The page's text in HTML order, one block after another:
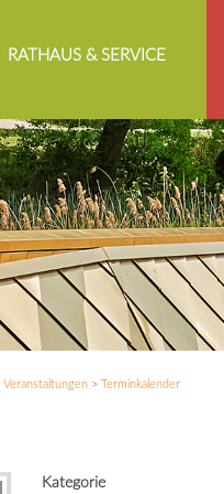
RATHAUS & SERVICE
Veranstaltungen> Terminkalender
Kategorie